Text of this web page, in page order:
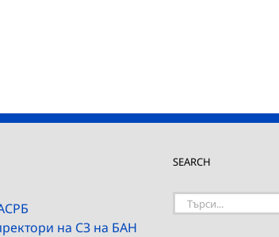
на СЗ на БАН
SEARCH
Търсене